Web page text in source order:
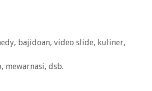
bajidoan, video slide, kuliner,
mewarnasi, dsb.